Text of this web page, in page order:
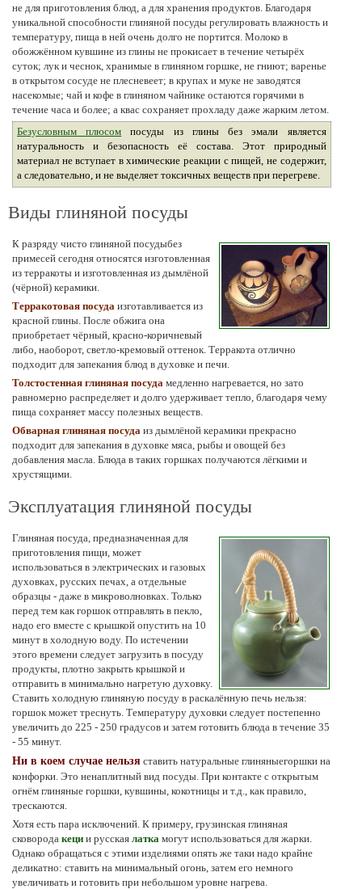
не для приготовления блюд, а для хранения продуктов. Благодаря
уникальной способности глиняной посуды регулировать влажность и
температуру, пища в ней очень долго не портится. Молоко в
обожжённом кувшине из глины не прокисает в течение четырёх
суток; лук и чеснок, хранимые в глиняном горшке, не гниют; варенье
в открытом сосуде не плесневеет; в крупах и муке не заводятся
насекомые; чай и кофе в глиняном чайнике остаются горячими в
течение часа и более; а квас сохраняет прохладу даже жарким летом.
Безусловным плюсом посуды из глины без эмали является
натуральность и безопасность её состава. Этот природный
материал не вступает в химические реакции с пищей, не содержит,
а следовательно, и не выделяет токсичных веществ при перегреве.
Виды глиняной посуды
К разряду чисто глиняной посудыбез
примесей сегодня относятся изготовленная
из терракоты и изготовленная из дымлёной
(чёрной) керамики.
Терракотовая посуда изготавливается из
красной глины. После обжига она
приобретает чёрный, красно-коричневый
либо, наоборот, светло-кремовый оттенок. Терракота отлично
подходит для запекания блюд в духовке и печи.
Толстостенная глиняная посуда медленно нагревается, но зато
равномерно распределяет и долго удерживает тепло, благодаря чему
пища сохраняет массу полезных веществ.
Обварная глиняная посуда из дымлёной керамики прекрасно
подходит для запекания в духовке мяса, рыбы и овощей без
добавления масла. Блюда в таких горшках получаются лёгкими и
хрустящими.
Эксплуатация глиняной посуды
Глиняная посуда, предназначенная для
приготовления пищи, может
использоваться в электрических и газовых
духовках, русских печах, а отдельные
образцы - даже в микроволновках. Только
перед тем как горшок отправлять в пекло,
надо его вместе с крышкой опустить на 10
минут в холодную воду. По истечении
этого времени следует загрузить в посуду
продукты, плотно закрыть крышкой и
отправить в минимально нагретую духовку.
Ставить холодную глиняную посуду в раскалённую печь нельзя:
горшок может треснуть. Температуру духовки следует постепенно
увеличить до 225 - 250 градусов и затем готовить блюда в течение 35
- 55 минут.
Ни в коем случае нельзя ставить натуральные глиняныегоршки на
конфорки. Это ненаплитный вид посуды. При контакте с открытым
огнём глиняные горшки, кувшины, кокотницы и т.д., как правило,
трескаются.
Хотя есть пара исключений. К примеру, грузинская глиняная
сковорода кеци и русская латка могут использоваться для жарки.
Однако обращаться с этими изделиями опять же таки надо крайне
деликатно: ставить на минимальный огонь, затем его немного
увеличивать и готовить при небольшом уровне нагрева.